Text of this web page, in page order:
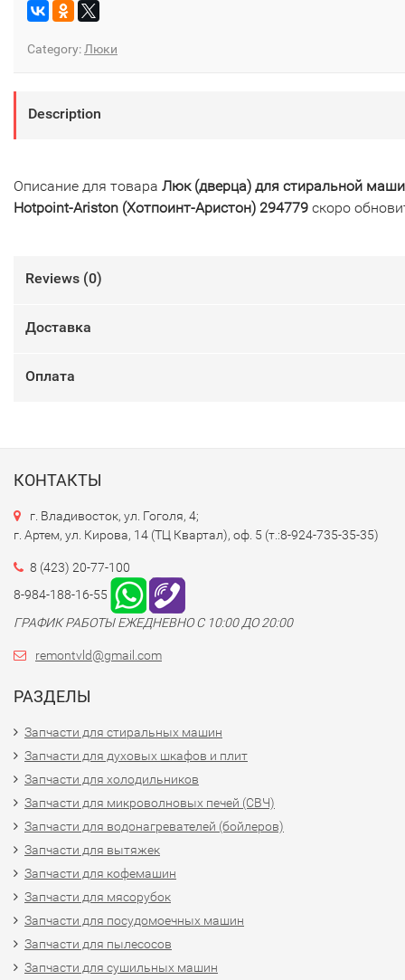
Category: Люки
Description
Описание для товара Люк (дверца) для стиральной
Hotpoint-Ariston (Хотпоинт-Аристон) 294779 скоро
Reviews (0)
Доставка
Оплата
КОНТАКТЫ
г. Владивосток, ул. Гоголя, 4;
г. Артем, ул. Кирова, 14 (ТЦ Квартал), оф. 5 (т.:8-924-735-35-35)
8 (423) 20-77-100
8-984-188-16-55
ГРАФИК РАБОТЫ ЕЖЕДНЕВНО С 10:00 ДО 20:00
remontvld@gmail.com
РАЗДЕЛЫ
Запчасти для стиральных машин
Запчасти для духовых шкафов и плит
Запчасти для холодильников
Запчасти для микроволновых печей (СВЧ)
Запчасти для водонагревателей (бойлеров)
Запчасти для вытяжек
Запчасти для кофемашин
Запчасти для мясорубок
Запчасти для посудомоечных машин
Запчасти для пылесосов
Запчасти для сушильных машин